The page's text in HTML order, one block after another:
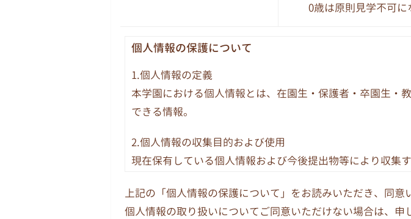
0歳は原則見学不可に
個人情報の保護について
1.個人情報の定義
本学園における個人情報とは、在園生・保護者・卒園生・
できる情報。
2.個人情報の収集目的および使用
現在保有している個人情報および今後提出物等により収集
務、庶務および組織運営に関する業務についてのみ使用し
上記の「個人情報の保護について」をお読みいただき、同意
個人情報の取り扱いについてご同意いただけない場合は、